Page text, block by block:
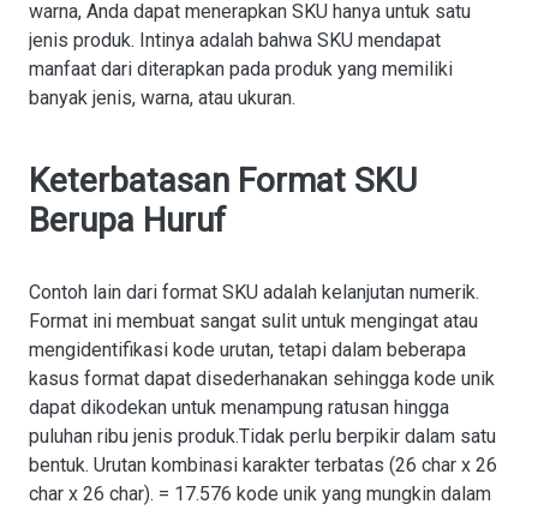
warna, Anda dapat menerapkan SKU hanya untuk satu
jenis produk. Intinya adalah bahwa SKU mendapat
manfaat dari diterapkan pada produk yang memiliki
banyak jenis, warna, atau ukuran.
Keterbatasan Format SKU
Berupa Huruf
Contoh lain dari format SKU adalah kelanjutan numerik.
Format ini membuat sangat sulit untuk mengingat atau
mengidentifikasi kode urutan, tetapi dalam beberapa
kasus format dapat disederhanakan sehingga kode unik
dapat dikodekan untuk menampung ratusan hingga
puluhan ribu jenis produk.Tidak perlu berpikir dalam satu
bentuk. Urutan kombinasi karakter terbatas (26 char x 26
char x 26 char). = 17.576 kode unik yang mungkin dalam